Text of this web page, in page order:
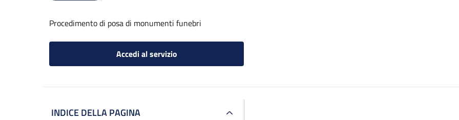
Procedimento di posa di monumenti funebri
Accedi al servizio
INDICE DELLA PAGINA